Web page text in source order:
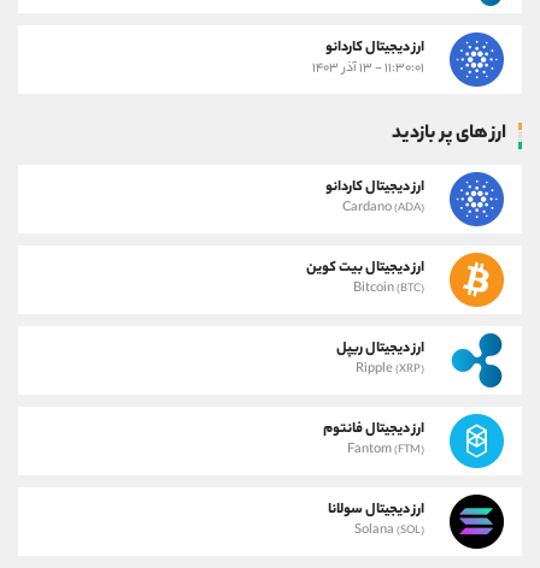
ارز دیجیتال کاردانو
۱۱:۳۰:۰۱ - ۱۳ آذر ۱۴۰۳
ارز های پر بازدید
ارز دیجیتال کاردانو
Cardano(ADA)
ارز دیجیتال بیت کوین
Bitcoin(BTC)
ارز دیجیتال ریپل
Ripple(XRP)
ارز دیجیتال فانتوم
Fantom(FTM)
ارز دیجیتال سولانا
Solana (SOL)